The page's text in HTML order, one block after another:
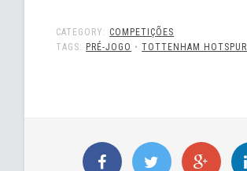
CATEGORY: COMPETIÇÕES
TAGS: PRÉ-JOGO •TOTTENHAM HOTSPUR